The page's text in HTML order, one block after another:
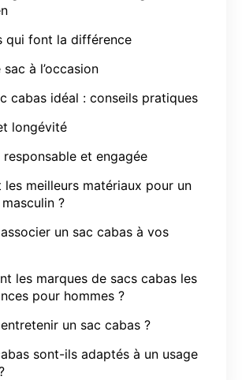
qui font la différence
à l’occasion
cabas idéal : conseils pratiques
longévité
responsable et engagée
les meilleurs matériaux pour un
?
un sac cabas à vos
les marques de sacs cabas les
pour hommes ?
un sac cabas ?
sont-ils adaptés à un usage